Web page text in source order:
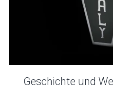
Geschichte und